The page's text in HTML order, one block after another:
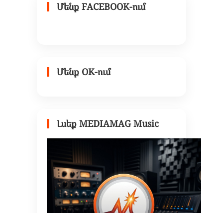
Մենք FACEBOOK-ում
Մենք OK-ում
Լսեք MEDIAMAG Music